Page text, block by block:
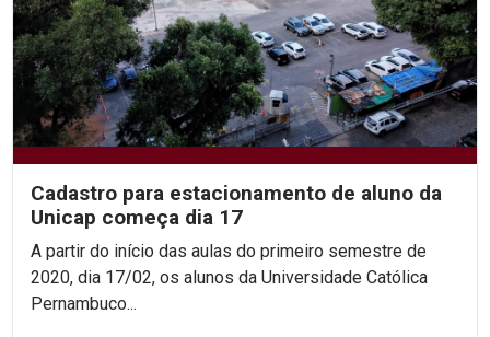
Cadastro para estacionamento de aluno da
Unicap começa dia 17
A partir do início das aulas do primeiro semestre de
2020, dia 17/02, os alunos da Universidade Católica
Pernambuco...